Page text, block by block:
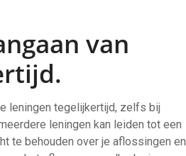
van
leningen tegelijkertijd, zelfs bij
leningen kan leiden tot een
te behouden over je aflossingen en